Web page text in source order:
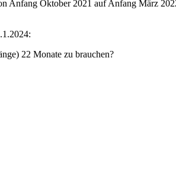
Anfang Oktober 2021 auf Anfang März
22 Monate zu brauchen?